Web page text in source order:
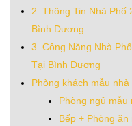
2. Thông Tin Nhà Phố
Bình Dương
3. Công Năng Nhà
Tại Bình Dương
Phòng khách mẫu
Phòng ngủ mẫu
Bếp + Phòng